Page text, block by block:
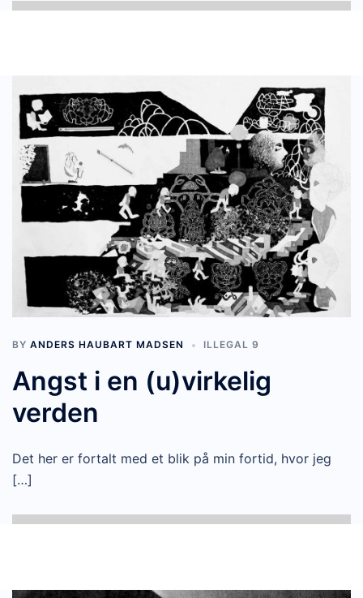
BY ANDERS HAUBART MADSEN ILLEGAL 9
Angst i en (u)virkelig
verden
Det her er fortalt med et blik på min fortid, hvor jeg
[…]